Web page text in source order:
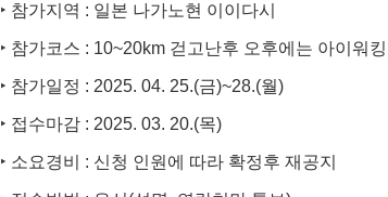
‣ 참가지역 : 일본 나가노현 이이다시
‣ 참가코스 : 10~20km 걷고난후 오후에는 아이워킹
‣ 참가일정 : 2025. 04. 25.(금)~28.(월)
‣ 접수마감 : 2025. 03. 20.(목)
‣ 소요경비 : 신청 인원에 따라 확정후 재공지